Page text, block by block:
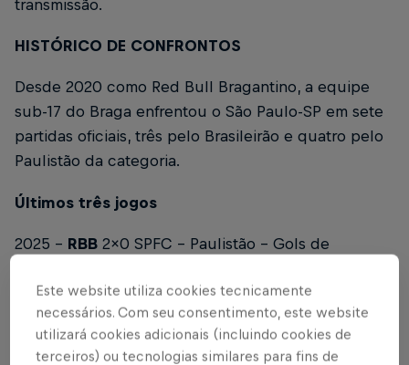
transmissão.
HISTÓRICO DE CONFRONTOS
Desde 2020 como Red Bull Bragantino, a equipe
sub-17 do Braga enfrentou o São Paulo-SP em sete
partidas oficiais, três pelo Brasileirão e quatro pelo
Paulistão da categoria.
Últimos três jogos
2025 – RBB 2x0 SPFC – Paulistão – Gols de
2025 – SPFC 2x4RBB – Brasileirão – Gols de Manu,
João Guilherme, Davi Lucas e Joanderson
Este website utiliza cookies tecnicamente
necessários. Com seu consentimento, este website
utilizará cookies adicionais (incluindo cookies de
terceiros) ou tecnologias similares para fins de